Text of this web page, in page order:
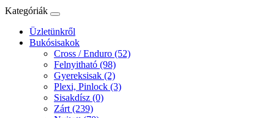
Kategóriák
Üzletünkről
Bukósisakok
Cross / Enduro (52)
Felnyitható (98)
Gyereksisak (2)
Plexi, Pinlock (3)
Sisakdísz (0)
Zárt (239)